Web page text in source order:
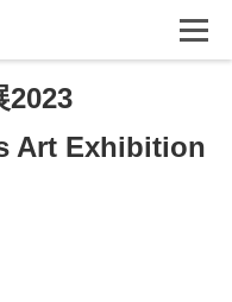
2023
Art Exhibition